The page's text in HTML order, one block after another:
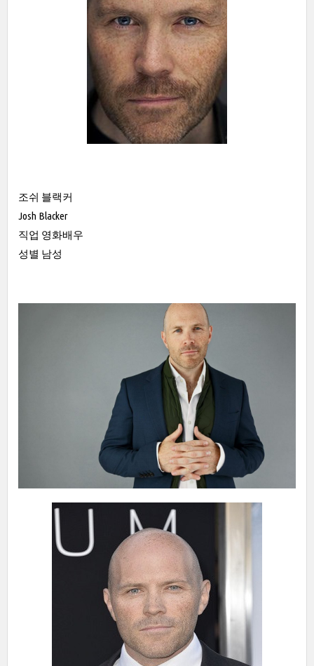
조쉬 블랙커
Josh Blacker
직업 영화배우
성별 남성